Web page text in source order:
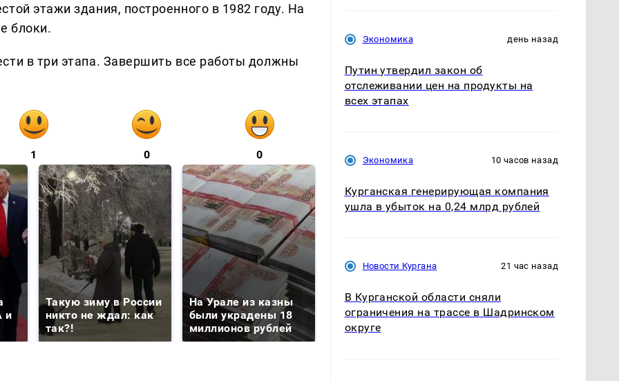
этажи здания, построенного в 1982 году. На
блоки.
в три этапа. Завершить все работы должны
1 0 0
и
Такую зиму в России
никто не ждал: как
так?!
На Урале из казны
были украдены 18
миллионов рублей
крушение вертолета на
Кавказе: смотреть
Не ешьте эту
готовую еду из
Экономика день назад
Путин утвердил закон об
отслеживании цен на продукты на
всех этапах
Экономика 10 часов назад
Курганская генерирующая компания
ушла в убыток на 0,24 млрд рублей
Новости Кургана 21 час назад
В Курганской области сняли
ограничения на трассе в Шадринском
округе